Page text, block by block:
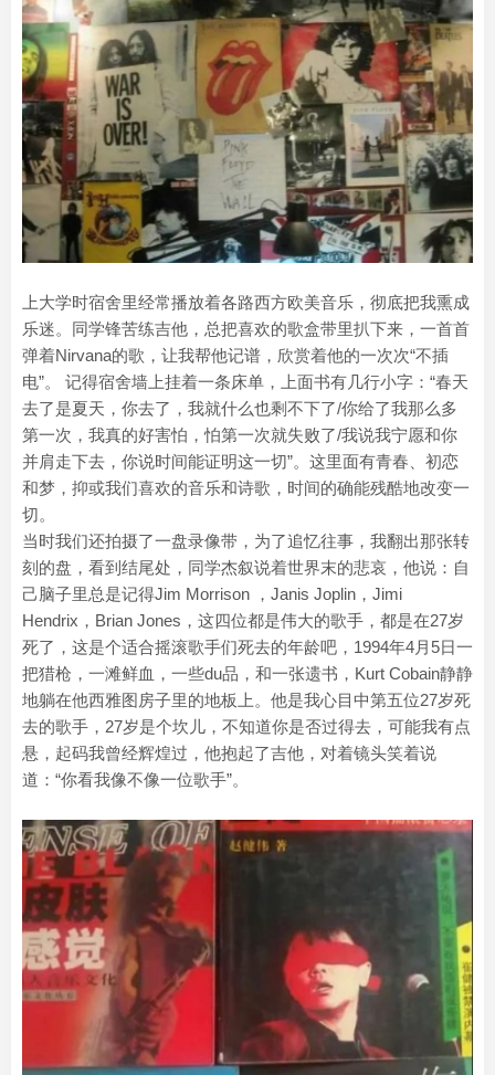
上大学时宿舍里经常播放着各路西方欧美音乐，彻底把我熏成
乐迷。同学锋苦练吉他，总把喜欢的歌盒带里扒下来，一首首
弹着Nirvana的歌，让我帮他记谱，欣赏着他的一次次“不插
电”。 记得宿舍墙上挂着一条床单，上面书有几行小字：“春天
去了是夏天，你去了，我就什么也剩不下了/你给了我那么多
第一次，我真的好害怕，怕第一次就失败了/我说我宁愿和你
并肩走下去，你说时间能证明这一切”。这里面有青春、初恋
和梦，抑或我们喜欢的音乐和诗歌，时间的确能残酷地改变一
切。
当时我们还拍摄了一盘录像带，为了追忆往事，我翻出那张转
刻的盘，看到结尾处，同学杰叙说着世界末的悲哀，他说：自
己脑子里总是记得Jim Morrison ，Janis Joplin，Jimi
Hendrix，Brian Jones，这四位都是伟大的歌手，都是在27岁
死了，这是个适合摇滚歌手们死去的年龄吧，1994年4月5日一
把猎枪，一滩鲜血，一些du品，和一张遗书，Kurt Cobain静静
地躺在他西雅图房子里的地板上。他是我心目中第五位27岁死
去的歌手，27岁是个坎儿，不知道你是否过得去，可能我有点
悬，起码我曾经辉煌过，他抱起了吉他，对着镜头笑着说
道：“你看我像不像一位歌手”。